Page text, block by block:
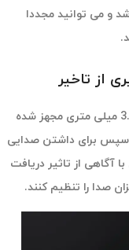
و می توانید مجددا
از تاخیر
میکروفن کاندنسر USB به جک مانیتورینگ 3.5 میلی متری مجهز شده
برای داشتن صدایی
آگاهی از تاثیر دریافت
صدا را تنظیم کنند.